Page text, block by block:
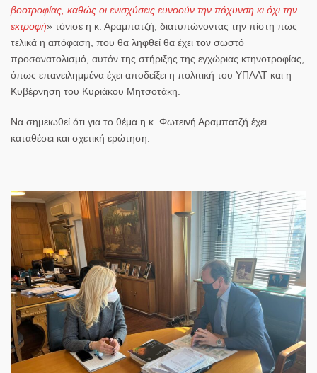
βοοτροφίας, καθώς οι ενισχύσεις ευνοούν την πάχυνση κι όχι την
εκτροφή» τόνισε η κ. Αραμπατζή, διατυπώνοντας την πίστη πως
τελικά η απόφαση, που θα ληφθεί θα έχει τον σωστό
προσανατολισμό, αυτόν της στήριξης της εγχώριας κτηνοτροφίας,
όπως επανειλημμένα έχει αποδείξει η πολιτική του ΥΠΑΑΤ και η
Κυβέρνηση του Κυριάκου Μητσοτάκη
Να σημειωθεί ότι για το θέμα η κ. Φωτεινή Αραμπατζή έχει
καταθέσει και σχετική ερώτηση.